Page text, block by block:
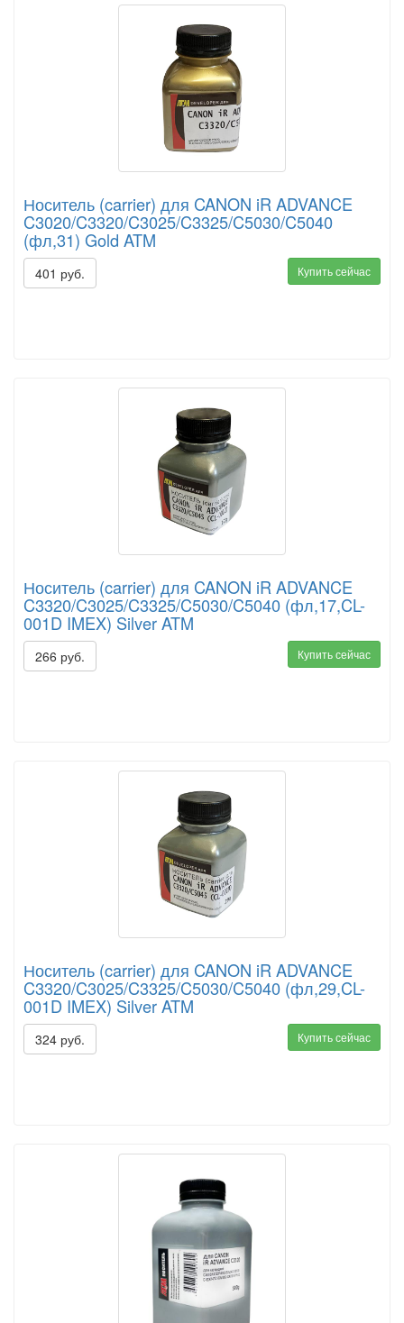
Носитель (carrier) для CANON iR ADVANCE
C3020/C3320/C3025/C3325/C5030/C5040
(фл,31) Gold ATM
401 руб. Купить сейчас
Носитель (carrier) для CANON iR ADVANCE
C3320/C3025/C3325/C5030/C5040 (фл,17,CL-
001D IMEX) Silver ATM
266 руб. Купить сейчас
Носитель (carrier) для CANON iR ADVANCE
C3320/C3025/C3325/C5030/C5040 (фл,29,CL-
001D IMEX) Silver ATM
324 руб. Купить сейчас